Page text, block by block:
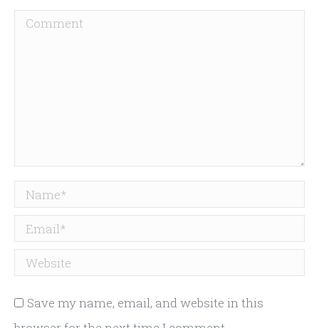
Comment
Name *
Email *
Website
Save my name, email, and website in this